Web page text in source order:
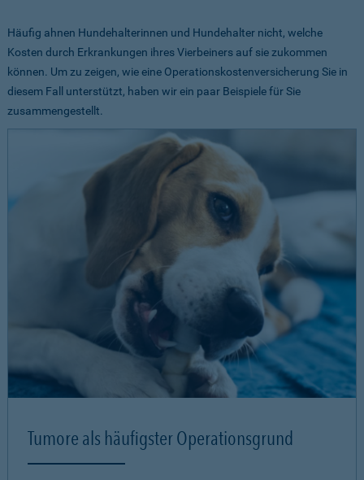
Häufig ahnen Hundehalterinnen und Hundehalter nicht, welche
Kosten durch Erkrankungen ihres Vierbeiners auf sie zukommen
können. Um zu zeigen, wie eine Operationskostenversicherung Sie in
diesem Fall unterstützt, haben wir ein paar Beispiele für Sie
zusammengestellt.
Tumore als häufigster Operationsgrund